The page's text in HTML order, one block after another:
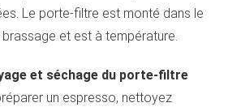
Le porte-filtre est monté dans le
et est à température.
et séchage du porte-filtre
un espresso, nettoyez